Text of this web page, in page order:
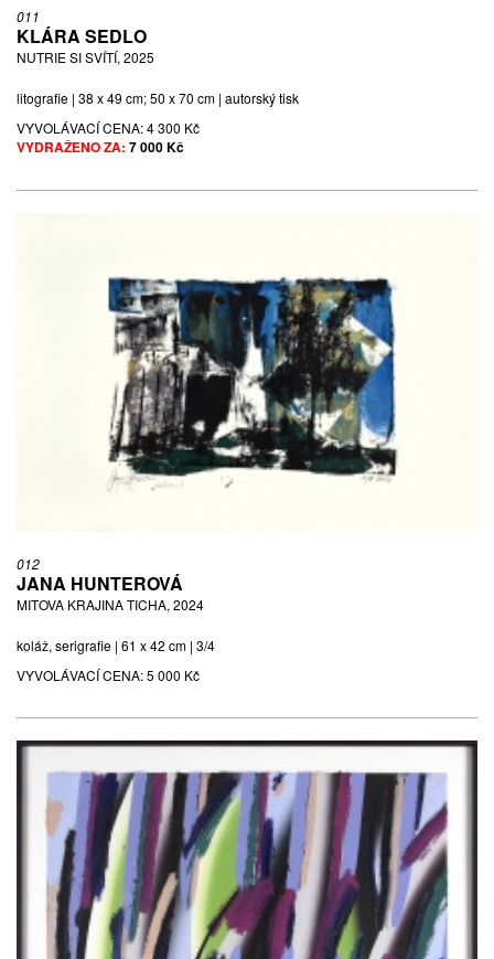
011
KLÁRA SEDLO
NUTRIE SI SVÍTÍ, 2025
litografie | 38 x 49 cm; 50 x 70 cm | autorský tisk
VYVOLÁVACÍ CENA:4 300 Kč
VYDRAŽENO ZA: 7 000 Kč
012
JANA HUNTEROVÁ
MITOVA KRAJINA TICHA, 2024
koláž, serigrafie | 61 x 42 cm | 3/4
VYVOLÁVACÍ CENA:5 000 Kč